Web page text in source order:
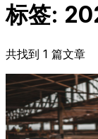
标签:
共找到 1 篇文章